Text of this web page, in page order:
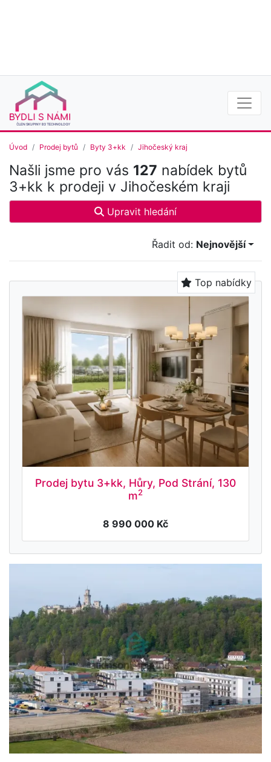
Úvod Prodej bytů Byty 3+kk Jihočeský kraj
Našli jsme pro vás 127 nabídek bytů
3+kk k prodeji v Jihočeském kraji
Upravit hledání
Řadit od: Nejnovější
Top nabídky
Prodej bytu 3+kk, Hůry, Pod Strání, 130
m2
8 990 000 Kč